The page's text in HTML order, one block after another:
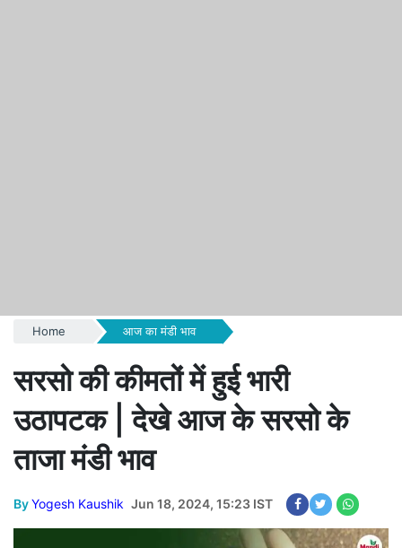
Home आज का मंडी भाव
सरसो की कीमतों में हुई भारी
उठापटक | देखे आज के सरसो के
ताजा मंडी भाव
ByYogesh Kaushik Jun 18, 2024, 15:23 IST